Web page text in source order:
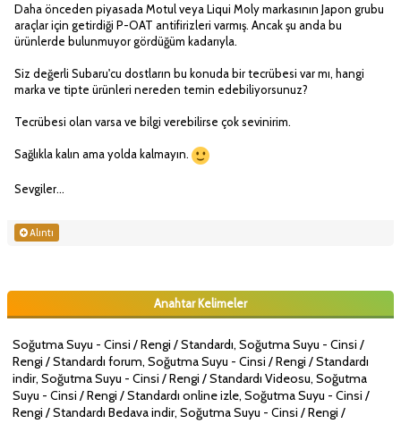
Daha önceden piyasada Motul veya Liqui Moly markasının Japon grubu
araçlar için getirdiği P-OAT antifirizleri varmış. Ancak şu anda bu
ürünlerde bulunmuyor gördüğüm kadarıyla.
Siz değerli Subaru'cu dostların bu konuda bir tecrübesi var mı, hangi
marka ve tipte ürünleri nereden temin edebiliyorsunuz?
Tecrübesi olan varsa ve bilgi verebilirse çok sevinirim.
Sağlıkla kalın ama yolda kalmayın.
Sevgiler...
Alıntı
Anahtar Kelimeler
Soğutma Suyu - Cinsi / Rengi / Standardı, Soğutma Suyu - Cinsi /
Rengi / Standardı forum, Soğutma Suyu - Cinsi / Rengi / Standardı
indir, Soğutma Suyu - Cinsi / Rengi / Standardı Videosu, Soğutma
Suyu - Cinsi / Rengi / Standardı online izle, Soğutma Suyu - Cinsi /
Rengi / Standardı Bedava indir, Soğutma Suyu - Cinsi / Rengi /